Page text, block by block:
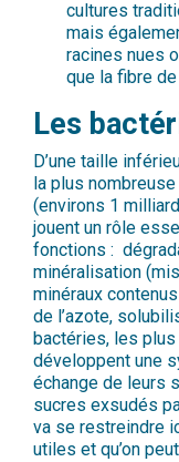
cultures
mais
racines nues
que la fibre
Les
D’une taille
la plus
(environs 1
jouent un rôle
fonctions :
minéralisation
minéraux
de l’azote,
bactéries, les
développent une
échange de leurs
sucres exsudés
va se restreindre
utiles et qu’on